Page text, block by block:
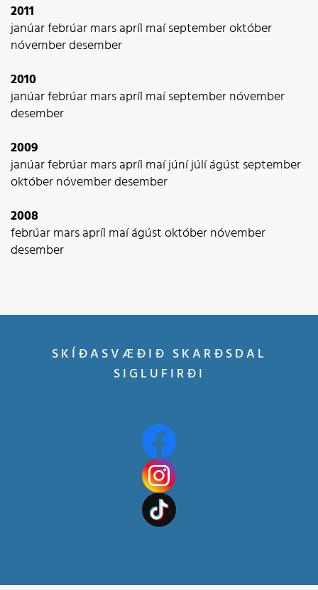
2011
janúarfebrúarmarsapríl maíseptemberoktóber
nóvemberdesember
2010
janúarfebrúarmarsapríl maíseptembernóvember
desember
2009
janúarfebrúarmarsapríl maíjúníjúlíágúst september
októbernóvemberdesember
2008
febrúarmarsapríl maíágústoktóbernóvember
desember
SKÍÐASVÆÐIÐ SKARÐSDAL
SIGLUFIRÐI